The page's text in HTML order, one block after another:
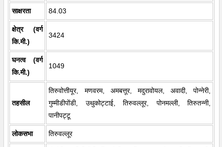
साक्षरता 84.03
क्षेत्र (वर्ग
कि.मी.)
3424
घनत्व (वर्ग
कि.मी.)
1049
तहसील
तिरुवोत्तीयूर, मणवरम, अमबत्तूर, मदुरावोयल, अवादी, पोन्नेरी,
गुम्मीडीपोंडी, उथुकोट्टाई, तिरुवल्लूर, पोनमल्ली, तिरुतन्नी,
पानीपट्टू
लोकसभा तिरुवल्लूर